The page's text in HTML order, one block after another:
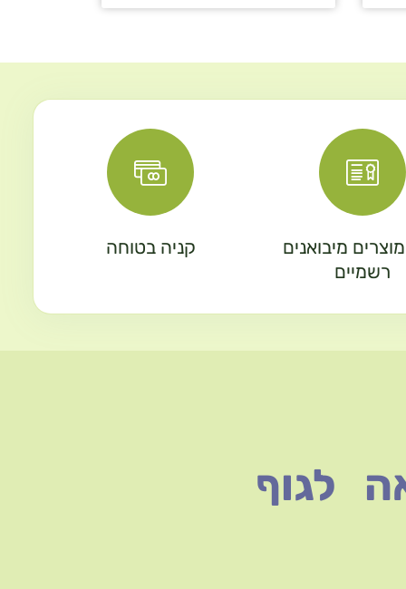
מיבואנים
רשמיים
קניה בטוחה
לגוף